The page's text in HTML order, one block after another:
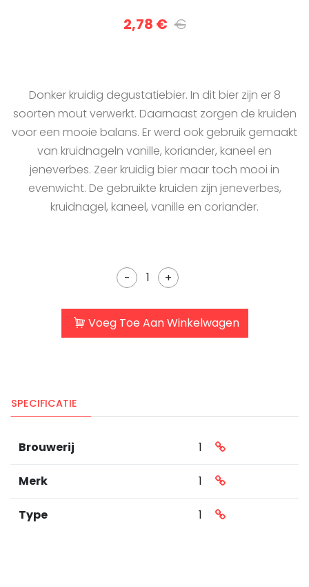
2,78 € €
Donker kruidig degustatiebier. In dit bier zijn er 8
soorten mout verwerkt. Daarnaast zorgen de kruiden
voor een mooie balans. Er werd ook gebruik gemaakt
van kruidnageln vanille, koriander, kaneel en
jeneverbes. Zeer kruidig bier maar toch mooi in
evenwicht. De gebruikte kruiden zijn jeneverbes,
kruidnagel, kaneel, vanille en coriander.
- +
Voeg Toe Aan Winkelwagen
SPECIFICATIE
Brouwerij 1
Merk 1
Type 1